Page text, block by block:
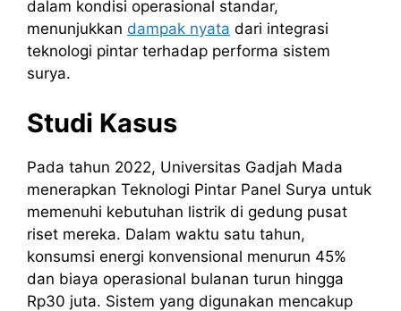
dalam kondisi operasional standar,
menunjukkan dampak nyata dari integrasi
teknologi pintar terhadap performa sistem
surya.
Studi Kasus
Pada tahun 2022, Universitas Gadjah Mada
menerapkan Teknologi Pintar Panel Surya untuk
memenuhi kebutuhan listrik di gedung pusat
riset mereka. Dalam waktu satu tahun,
konsumsi energi konvensional menurun 45%
dan biaya operasional bulanan turun hingga
Rp30 juta. Sistem yang digunakan mencakup